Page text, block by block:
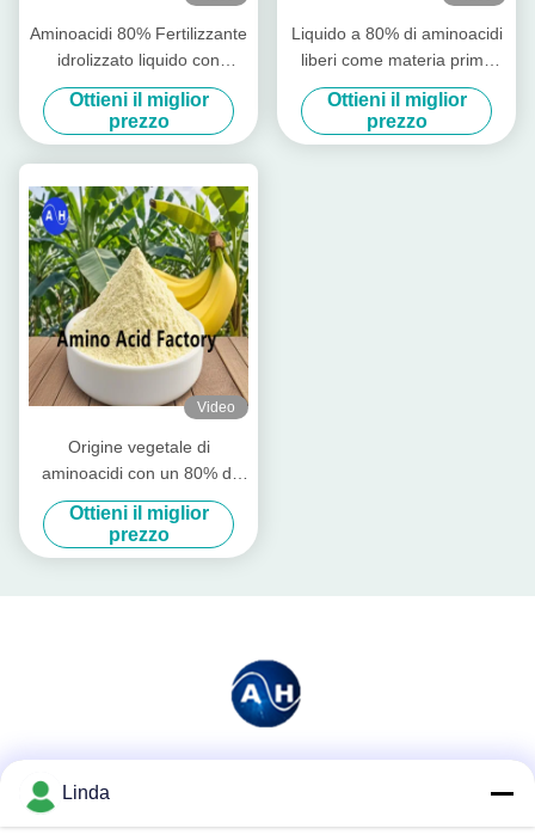
Aminoacidi 80% Fertilizzante
idrolizzato liquido con
aminoacidi liberi ≥ 750 g/l
Azoto totale ≥ 12,0% e alta
solubilità per l'agricoltura
biologica
Ottieni il miglior
prezzo
Liquido a 80% di aminoacidi
liberi come materia prima
per la produzione di
fertilizzanti idrosolubili
Ottieni il miglior
prezzo
Video
Origine vegetale di
aminoacidi con un 80% di
aminoacidi liberi
Ottieni il miglior
prezzo
Linda